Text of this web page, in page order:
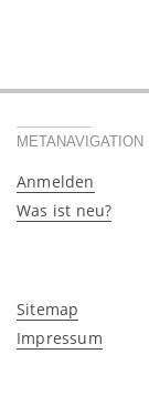
METANAVIGATION
Anmelden
Was ist neu?
Sitemap
Impressum